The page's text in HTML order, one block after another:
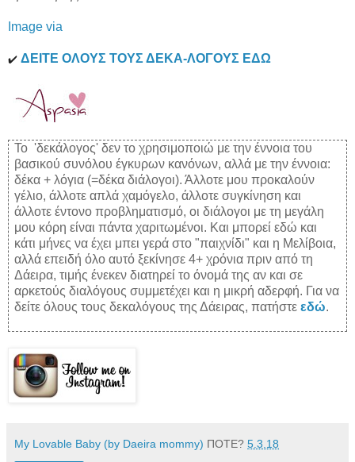
Image via
✔️ ΔΕΙΤΕ ΟΛΟΥΣ ΤΟΥΣ ΔΕΚΑ-ΛΟΓΟΥΣ ΕΔΩ
To 'δεκάλογος' δεν το χρησιμοποιώ με την έννοια του
βασικού συνόλου έγκυρων κανόνων, αλλά με την έννοια:
δέκα + λόγια (=δέκα διάλογοι). Άλλοτε μου προκαλούν
γέλιο, άλλοτε απλά χαμόγελο, άλλοτε συγκίνηση και
άλλοτε έντονο προβληματισμό, οι διάλογοι με τη μεγάλη
μου κόρη είναι πάντα χαριτωμένοι. Και μπορεί εδώ και
κάτι μήνες να έχει μπει γερά στο "παιχνίδι" και η Μελίβοια,
αλλά επειδή όλο αυτό ξεκίνησε 4+ χρόνια πριν από τη
Δάειρα, τιμής ένεκεν διατηρεί το όνομά της αν και σε
αρκετούς διαλόγους συμμετέχει και η μικρή αδερφή. Για να
δείτε όλους τους δεκαλόγους της Δάειρας, πατήστεεδώ.
My Lovable Baby (by Daeira mommy) ΠΟΤΕ? 5.3.18